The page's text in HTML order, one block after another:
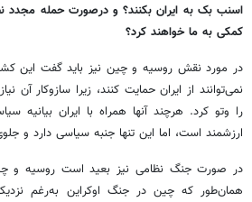
اسنب بک به ایران بکنند؟ و درصورت حمله مجدد
کمکی به ما خواهند کرد؟
در مورد نقش روسیه و چین نیز باید گفت این
نمی‌توانند از ایران حمایت کنند، زیرا سازوکار آن
را وتو کرد. هرچند آنها همراه با ایران بیانیه
ارزشمند است، اما این تنها جنبه سیاسی دارد و
در صورت جنگ نظامی نیز بعید است روسیه و
همان‌طور که چین در جنگ اوکراین به‌رغم